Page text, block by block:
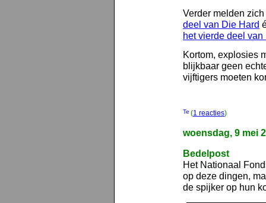
Verder melden
deel van Die Hard
het vierde deel van
Kortom, explosies
blijkbaar geen
vijftigers moeten
(1 reacties)
woensdag, 9 mei
Bedelpost
Het Nationaal
op deze dingen,
de spijker op hun